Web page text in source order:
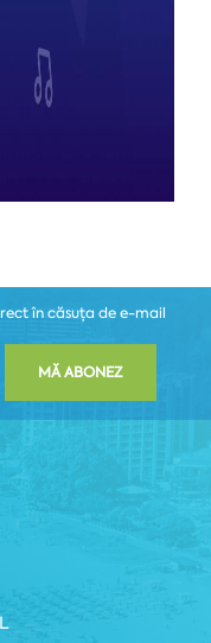
în căsuța de e-mail
MĂ ABONEZ